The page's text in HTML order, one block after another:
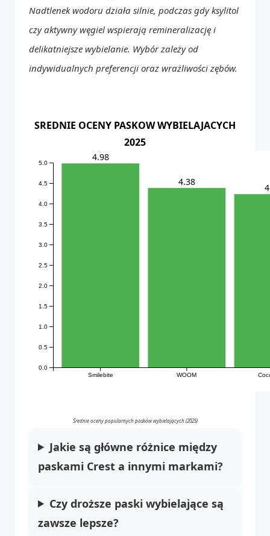
Nadtlenek wodoru działa silnie, podczas gdy ksylitol
czy aktywny węgiel wspierają remineralizację i
delikatniejsze wybielanie. Wybór zależy od
indywidualnych preferencji oraz wrażliwości zębów.
SREDNIE OCENY PASKOW WYBIELAJACYCH
2025
Smilebite WOOM
0.0
0.5
1.0
1.5
2.0
2.5
3.0
3.5
4.0
4.5
5.0 4.98
4.38
Średnie oceny popularnych pasków wybielających (2025)
Jakie są główne różnice między
paskami Crest a innymi markami?
Czy droższe paski wybielające są
zawsze lepsze?